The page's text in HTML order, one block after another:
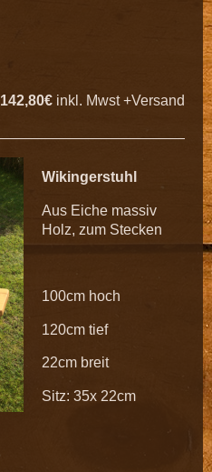
142,80€ inkl. Mwst +Versand
Wikingerstuhl
Aus Eiche massiv
Holz, zum Stecken
100cm hoch
120cm tief
22cm breit
Sitz: 35x 22cm